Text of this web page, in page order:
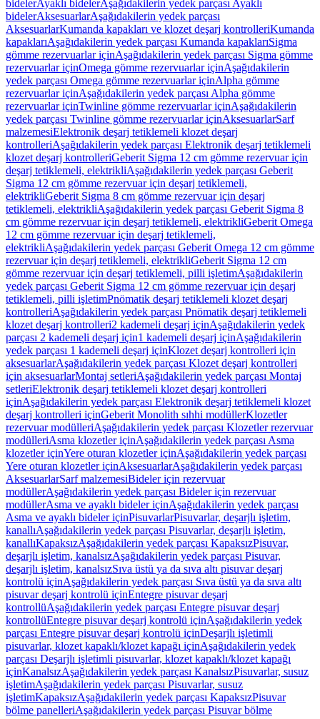
bidelerAyaklı bidelerAşağıdakilerin yedek parçası Ayaklı
bidelerAksesuarlarAşağıdakilerin yedek parçası
AksesuarlarKumanda kapakları ve klozet deşarj kontrolleriKumanda
kapaklarıAşağıdakilerin yedek parçası Kumanda kapaklarıSigma
gömme rezervuarlar içinAşağıdakilerin yedek parçası Sigma gömme
rezervuarlar içinOmega gömme rezervuarlar içinAşağıdakilerin
yedek parçası Omega gömme rezervuarlar içinAlpha gömme
rezervuarlar içinAşağıdakilerin yedek parçası Alpha gömme
rezervuarlar içinTwinline gömme rezervuarlar içinAşağıdakilerin
yedek parçası Twinline gömme rezervuarlar içinAksesuarlarSarf
malzemesiElektronik deşarj tetiklemeli klozet deşarj
kontrolleriAşağıdakilerin yedek parçası Elektronik deşarj tetiklemeli
klozet deşarj kontrolleriGeberit Sigma 12 cm gömme rezervuar için
deşarj tetiklemeli, elektrikliAşağıdakilerin yedek parçası Geberit
Sigma 12 cm gömme rezervuar için deşarj tetiklemeli,
elektrikliGeberit Sigma 8 cm gömme rezervuar için deşarj
tetiklemeli, elektrikliAşağıdakilerin yedek parçası Geberit Sigma 8
cm gömme rezervuar için deşarj tetiklemeli, elektrikliGeberit Omega
12 cm gömme rezervuar için deşarj tetiklemeli,
elektrikliAşağıdakilerin yedek parçası Geberit Omega 12 cm gömme
rezervuar için deşarj tetiklemeli, elektrikliGeberit Sigma 12 cm
gömme rezervuar için deşarj tetiklemeli, pilli işletimAşağıdakilerin
yedek parçası Geberit Sigma 12 cm gömme rezervuar için deşarj
tetiklemeli, pilli işletimPnömatik deşarj tetiklemeli klozet deşarj
kontrolleriAşağıdakilerin yedek parçası Pnömatik deşarj tetiklemeli
klozet deşarj kontrolleri2 kademeli deşarj içinAşağıdakilerin yedek
parçası 2 kademeli deşarj için1 kademeli deşarj içinAşağıdakilerin
yedek parçası 1 kademeli deşarj içinKlozet deşarj kontrolleri için
aksesuarlarAşağıdakilerin yedek parçası Klozet deşarj kontrolleri
için aksesuarlarMontaj setleriAşağıdakilerin yedek parçası Montaj
setleriElektronik deşarj tetiklemeli klozet deşarj kontrolleri
içinAşağıdakilerin yedek parçası Elektronik deşarj tetiklemeli klozet
deşarj kontrolleri içinGeberit Monolith sıhhi modüllerKlozetler
rezervuar modülleriAşağıdakilerin yedek parçası Klozetler rezervuar
modülleriAsma klozetler içinAşağıdakilerin yedek parçası Asma
klozetler içinYere oturan klozetler içinAşağıdakilerin yedek parçası
Yere oturan klozetler içinAksesuarlarAşağıdakilerin yedek parçası
AksesuarlarSarf malzemesiBideler için rezervuar
modüllerAşağıdakilerin yedek parçası Bideler için rezervuar
modüllerAsma ve ayaklı bideler içinAşağıdakilerin yedek parçası
Asma ve ayaklı bideler içinPisuvarlarPisuvarlar, deşarjlı işletim,
kanallıAşağıdakilerin yedek parçası Pisuvarlar, deşarjlı işletim,
kanallıKapaksızAşağıdakilerin yedek parçası KapaksızPisuvar,
deşarjlı işletim, kanalsızAşağıdakilerin yedek parçası Pisuvar,
deşarjlı işletim, kanalsızSıva üstü ya da sıva altı pisuvar deşarj
kontrolü içinAşağıdakilerin yedek parçası Sıva üstü ya da sıva altı
pisuvar deşarj kontrolü içinEntegre pisuvar deşarj
kontrollüAşağıdakilerin yedek parçası Entegre pisuvar deşarj
kontrollüEntegre pisuvar deşarj kontrolü içinAşağıdakilerin yedek
parçası Entegre pisuvar deşarj kontrolü içinDeşarjlı işletimli
pisuvarlar, klozet kapaklı/klozet kapağı içinAşağıdakilerin yedek
parçası Deşarjlı işletimli pisuvarlar, klozet kapaklı/klozet kapağı
içinKanalsızAşağıdakilerin yedek parçası KanalsızPisuvarlar, susuz
işletimAşağıdakilerin yedek parçası Pisuvarlar, susuz
işletimKapaksızAşağıdakilerin yedek parçası KapaksızPisuvar
bölme panelleriAşağıdakilerin yedek parçası Pisuvar bölme